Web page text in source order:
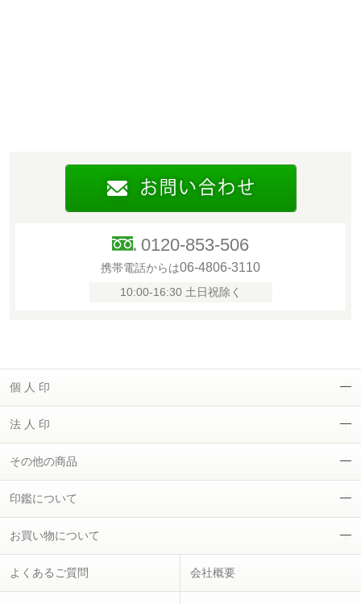
0120-853-506
携帯電話からは06-4806-3110
10:00-16:30 土日祝除く
個 人 印
法 人 印
その他の商品
印鑑について
お買い物について
よくあるご質問 会社概要